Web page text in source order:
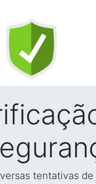
tentativas de